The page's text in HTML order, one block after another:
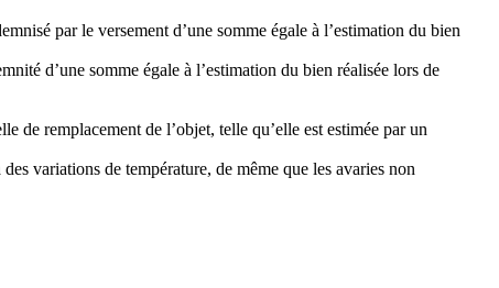
par le versement d’une somme égale à l’estimation du bien
d’une somme égale à l’estimation du bien réalisée lors de
de remplacement de l’objet, telle qu’elle est estimée par un
variations de température, de même que les avaries non